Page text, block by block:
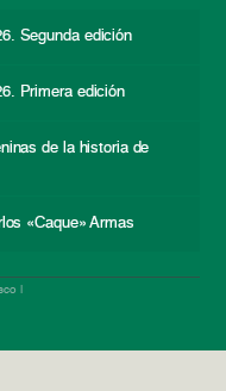
Segunda edición
Primera edición
de la historia de
«Caque» Armas
|